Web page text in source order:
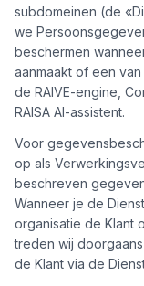
HANDELEN
Content
Engine
RAISA
Assistant
Integraties
ANALYSEREN
Rapporten
& Analyse
Demo
boeken
subdomeinen (de
we
beschermen
aanmaakt of een
de RAIVE-engine,
RAISA AI-assistent.
Voor
op als
beschreven
Wanneer je de
organisatie de Klant
treden wij
de Klant via de